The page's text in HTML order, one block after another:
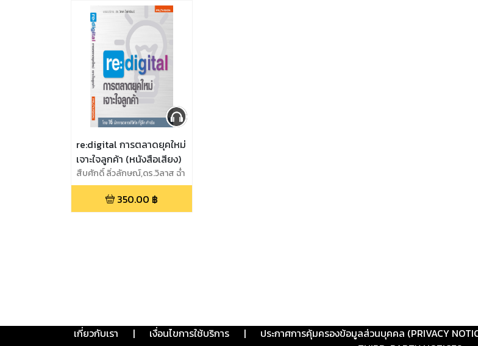
re:digital การตลาดยุคใหม่
เจาะใจลูกค้า (หนังสือเสียง)
สืบศักดิ์ ลิ่วลักษณ์,ดร.วิลาส ฉ่ำ
เลิศวัฒน์,พลอยณิชชา อริย
เกียรติขจร,สุธาทร สุทธิ
สนธิ์,ศิวัตร เชาวรียวงษ์,เจริญ
350.00 ฿
เกี่ยวกับเรา | เงื่อนไขการใช้บริการ | ประกาศการคุ้มครองข้อมูลส่วนบุคคล (PRIVACY